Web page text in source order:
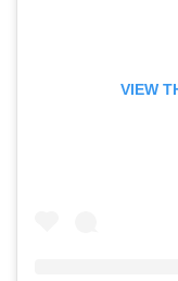
VIEW